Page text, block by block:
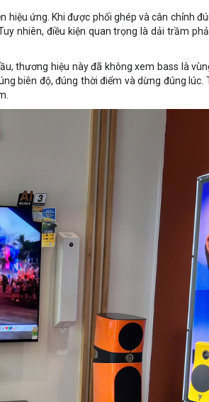
ứng. Khi được phối ghép và cân chỉnh
nhiên, điều kiện quan trọng là dải trầm
thương hiệu này đã không xem bass là
biên độ, đúng thời điểm và dừng đúng lúc.